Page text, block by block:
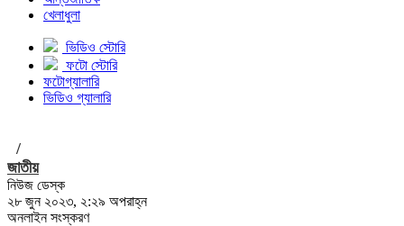
খেলাধুলা
ভিডিও স্টোরি
ফটো স্টোরি
ফটোগ্যালারি
ভিডিও গ্যালারি
/
জাতীয়
নিউজ ডেস্ক
২৮ জুন ২০২৩, ২:২৯ অপরাহ্ন
অনলাইন সংস্করণ